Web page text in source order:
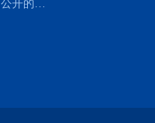
其他应当公开的环境信息